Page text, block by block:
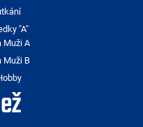
"A"
Muži A
Muži B